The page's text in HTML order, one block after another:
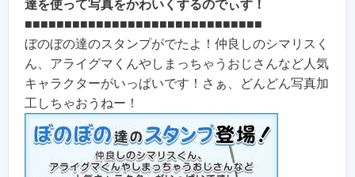
達を使って写真をかわいくするのでぃす！
■■■■■■■■■■■■■■■■■■■■■■■■■■■■■■
ぼのぼの達のスタンプがでたよ！仲良しのシマリスく
ん、アライグマくんやしまっちゃうおじさんなど人気
キャラクターがいっぱいです！さぁ、どんどん写真加
工しちゃおうねー！